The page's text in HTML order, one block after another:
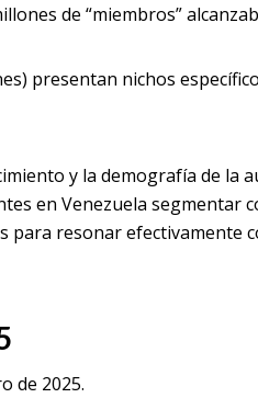
de “miembros”
presentan nichos
y la demografía de la
en Venezuela segmentar
resonar efectivamente
de 2025.